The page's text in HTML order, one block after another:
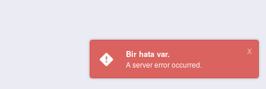
Bir hata var.
A server error occurred.